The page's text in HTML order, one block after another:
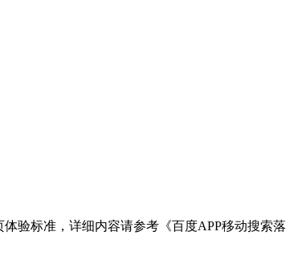
验标准，详细内容请参考《百度APP移动搜索落